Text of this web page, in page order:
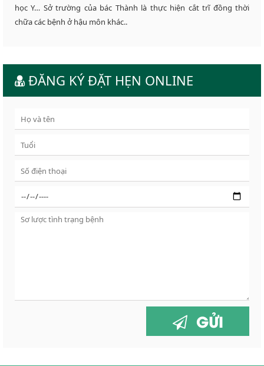
học Y… Sở trường của bác Thành là thực hiện cắt trĩ đồng thời
chữa các bệnh ở hậu môn khác..
ĐĂNG KÝ ĐẶT HẸN ONLINE
GỬI